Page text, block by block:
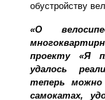
обустройству
«О
проекту «Я
удалось
теперь можно
самокатах,